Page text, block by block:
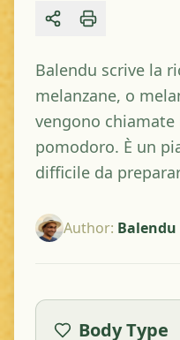
Share
Balendu scrive la
melanzane, o
vengono
pomodoro. È un
difficile da
Author: Balendu
Body Type